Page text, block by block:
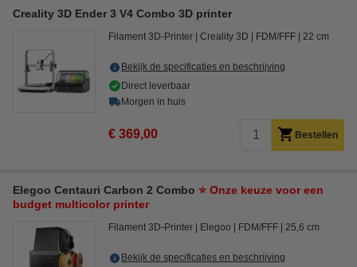
Creality 3D Ender 3 V4 Combo 3D printer
Filament 3D-Printer Creality 3D FDM/FFF 22 cm
Bekijk de specificaties en beschrijving
Direct leverbaar
Morgen in huis
€ 369,00 Bestellen
Elegoo Centauri Carbon 2 Combo ⭐ Onze keuze voor een
budget multicolor printer
Filament 3D-Printer Elegoo FDM/FFF 25,6 cm
Bekijk de specificaties en beschrijving